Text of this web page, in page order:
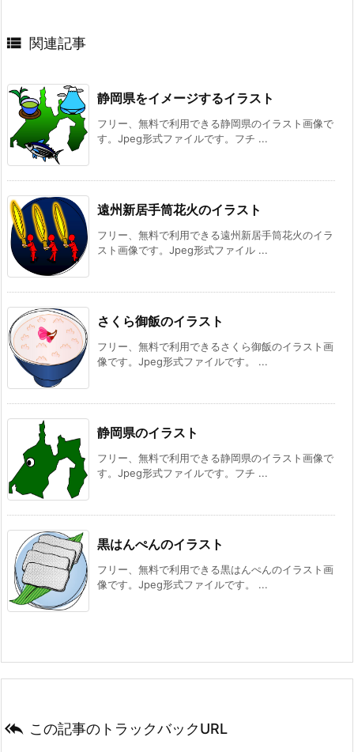
 関連記事
静岡県をイメージするイラスト
フリー、無料で利用できる静岡県のイラスト画像で
す。Jpeg形式ファイルです。フチ ...
遠州新居手筒花火のイラスト
フリー、無料で利用できる遠州新居手筒花火のイラ
スト画像です。Jpeg形式ファイル ...
さくら御飯のイラスト
フリー、無料で利用できるさくら御飯のイラスト画
像です。Jpeg形式ファイルです。 ...
静岡県のイラスト
フリー、無料で利用できる静岡県のイラスト画像で
す。Jpeg形式ファイルです。フチ ...
黒はんぺんのイラスト
フリー、無料で利用できる黒はんぺんのイラスト画
像です。Jpeg形式ファイルです。 ...
 この記事のトラックバックURL